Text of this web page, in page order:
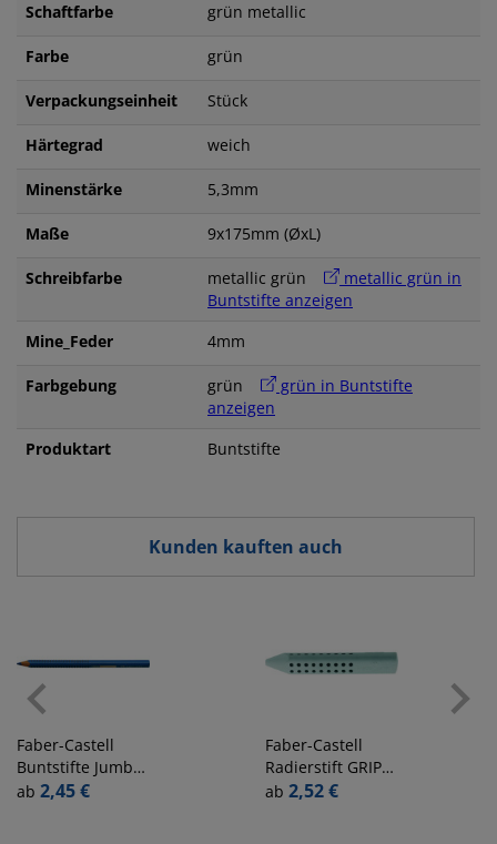
Schaftfarbe grün metallic
Farbe grün
Verpackungseinheit Stück
Härtegrad weich
Minenstärke 5,3mm
Maße 9x175mm (ØxL)
Schreibfarbe metallic grün
metallic grün in
Buntstifte anzeigen
Mine_Feder
4mm
Farbgebung grün
grün in Buntstifte
anzeigen
Produktart
Buntstifte
Kunden kauften auch
Faber-Castell
Buntstifte Jumbo
GRIP, 110947,
ab 2,45 €
Faber-Castell
Radierstift GRIP
2001 GRIP
ab 2,52 €